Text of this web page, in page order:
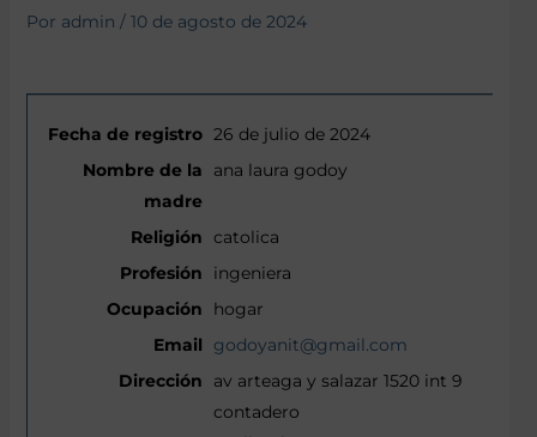
Por admin / 10 de agosto de 2024
26 de julio de 2024
ana laura godoy
catolica
ingeniera
hogar
godoyanit@gmail.com
av arteaga y salazar 1520 int 9
contadero